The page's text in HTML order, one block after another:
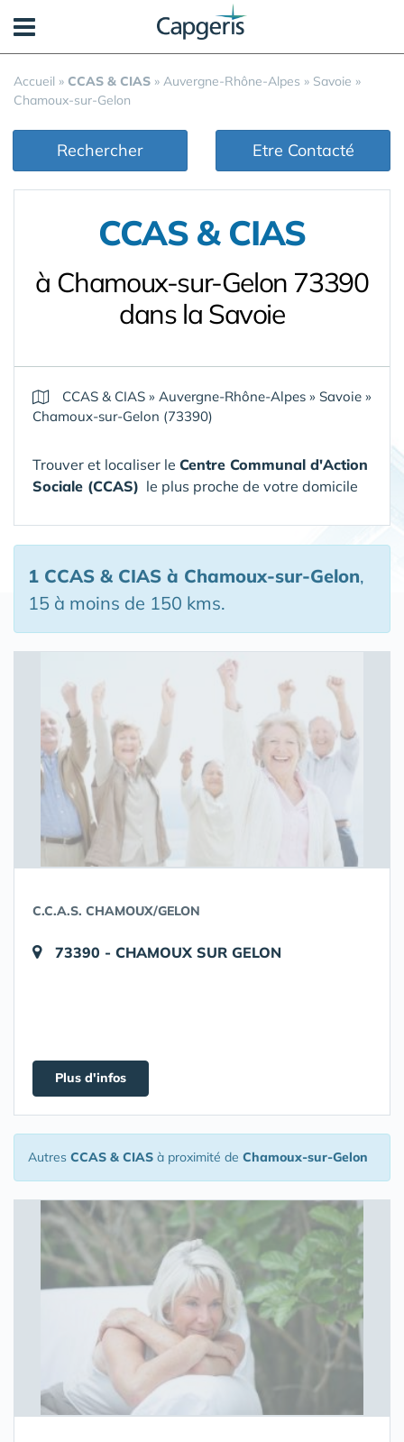
Accueil » CCAS & CIAS » Auvergne-Rhône-Alpes » Savoie »
Chamoux-sur-Gelon
Rechercher Etre Contacté
CCAS & CIAS
à Chamoux-sur-Gelon 73390
dans la Savoie
CCAS & CIAS » Auvergne-Rhône-Alpes » Savoie »
Chamoux-sur-Gelon (73390)
Trouver et localiser le Centre Communal d'Action
Sociale (CCAS) le plus proche de votre domicile
1 CCAS & CIAS à Chamoux-sur-Gelon,
15 à moins de 150 kms.
C.C.A.S. CHAMOUX/GELON
73390 - CHAMOUX SUR GELON
Plus d'infos
Autres CCAS & CIAS à proximité de Chamoux-sur-Gelon